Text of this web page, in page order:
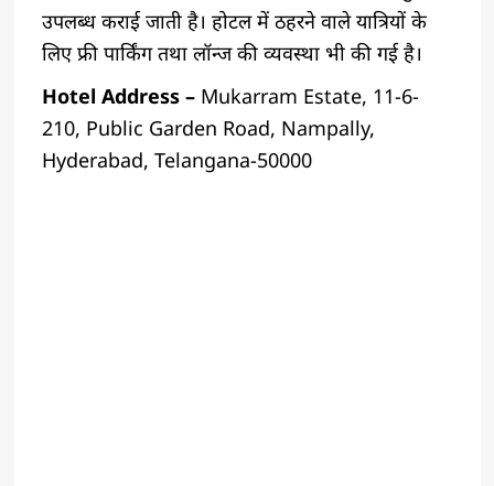
उपलब्ध कराई जाती है। होटल में ठहरने वाले यात्रियों के
लिए फ्री पार्किंग तथा लॉन्ज की व्यवस्था भी की गई है।
Hotel Address –Mukarram Estate, 11-6-
210, Public Garden Road, Nampally,
Hyderabad, Telangana-50000